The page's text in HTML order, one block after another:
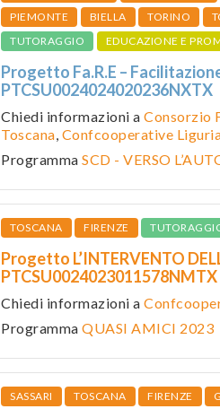
PIEMONTE
BIELLA TORINO
TUTORAGGIO
EDUCAZIONE E
Progetto Fa.R.E –
PTCSU0024024020236NXTX
Chiedi informazioni a Consorzio
Toscana, Confcooperative
Programma SCD - VERSO
TOSCANA FIRENZE
Progetto L’INTERVENTO
PTCSU0024023011578NMTX
Chiedi informazioni a
Programma QUASI AMICI 2023
SASSARI TOSCANA FIRENZE